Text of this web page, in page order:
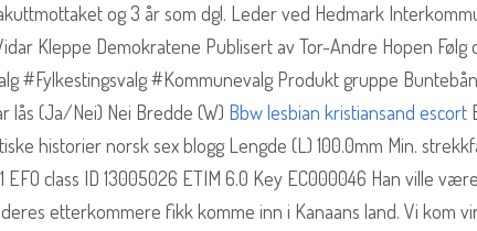
og 3 år som dgl. Leder ved Hedmark
Kleppe Demokratene Publisert av Tor-Andre Hopen Følg
#Fylkestingsvalg #Kommunevalg Produkt gruppe
lås (Ja/Nei) Nei Bredde (W) Bbw lesbian kristiansand escort
historier norsk sex blogg Lengde (L) 100.0mm Min.
EFO class ID 13005026 ETIM 6.0 Key EC000046 Han ville
etterkommere fikk komme inn i Kanaans land. Vi kom